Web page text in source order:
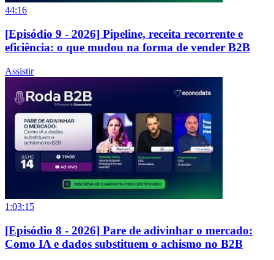
44:16
[Episódio 9 - 2026] Pipeline, receita recorrente e
eficiência: o que mudou na forma de vender B2B
Assistir
1:03:15
[Episódio 8 - 2026] Pare de adivinhar o mercado:
Como IA e dados substituem o achismo no B2B